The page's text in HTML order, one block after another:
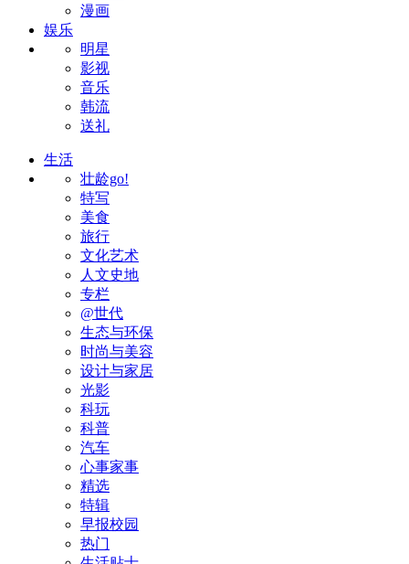
漫画
娱乐
明星
影视
音乐
韩流
送礼
生活
壮龄go!
特写
美食
旅行
文化艺术
人文史地
专栏
@世代
生态与环保
时尚与美容
设计与家居
光影
科玩
科普
汽车
心事家事
精选
特辑
早报校园
热门